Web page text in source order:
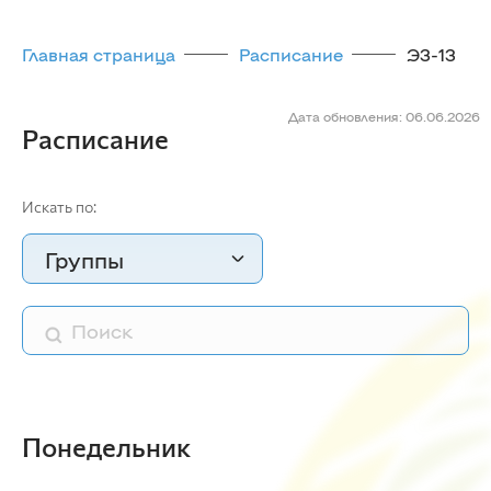
Главная страница Расписание Э3-13
Дата обновления: 06.06.2026
Расписание
Искать по:
Группы
Понедельник